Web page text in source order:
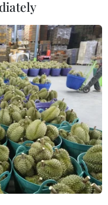
mắc mới
Malaysia